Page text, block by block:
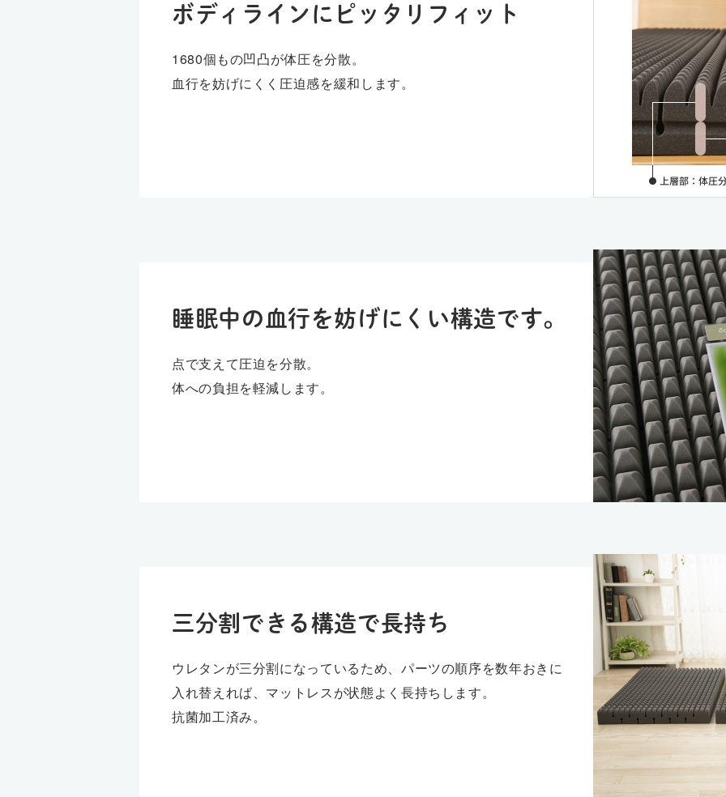
ボディラインにピッタリフィット
1680個もの凹凸が体圧を分散。
血行を妨げにくく圧迫感を緩和します。
睡眠中の血行を妨げにくい構造です。
点で支えて圧迫を分散。
体への負担を軽減します。
三分割できる構造で長持ち
ウレタンが三分割になっているため、パーツの順序を数年おきに
入れ替えれば、マットレスが状態よく長持ちします。
抗菌加工済み。